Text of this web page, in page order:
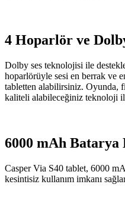
4 Hoparlör ve
Dolby ses teknolojisi ile
hoparlörüyle sesi en berrak ve
tabletten alabilirsiniz. Oyunda,
kaliteli alabileceğiniz teknoloji
6000 mAh Batarya
Casper Via S40 tablet, 6000
kesintisiz kullanım imkanı